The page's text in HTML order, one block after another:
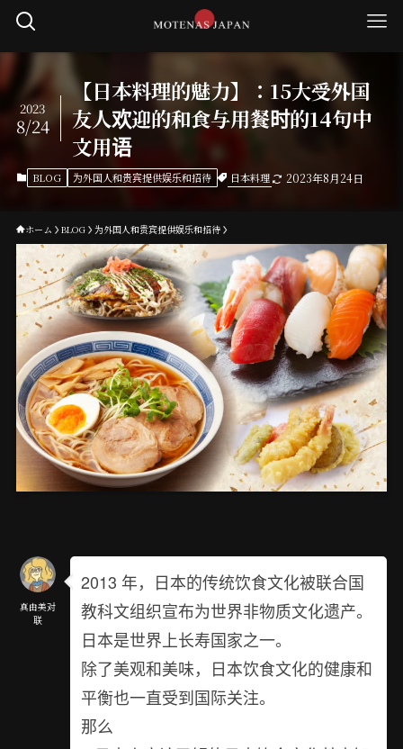
【日本料理的魅力】：15大受外国
友人欢迎的和食与用餐时的14句中
文用语
2023
8/24
BLOG 为外国人和贵宾提供娱乐和招待 日本料理 2023年8月24日
ホーム BLOG 为外国人和贵宾提供娱乐和招待
真由美对
联
2013 年，日本的传统饮食文化被联合国
教科文组织宣布为世界非物质文化遗产。
日本是世界上长寿国家之一。
除了美观和美味，日本饮食文化的健康和
平衡也一直受到国际关注。
那么